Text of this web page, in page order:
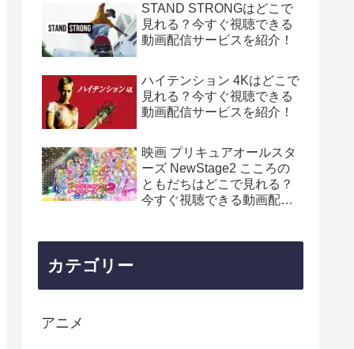
STAND STRONGはどこで
見れる？今すぐ視聴できる
動画配信サービスを紹介！
ハイテンション 4Kはどこで
見れる？今すぐ視聴できる
動画配信サービスを紹介！
映画 プリキュアオールスタ
ーズ NewStage2 こころの
ともだちはどこで見れる？
今すぐ視聴できる動画配信
カテゴリー
アニメ